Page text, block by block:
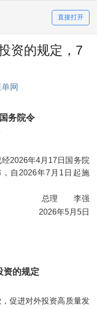
直接打开
资的规定，7
网
务院令
经2026年4月17日国务院
自2026年7月1日起施
总理 李强
2026年5月5日
资的规定
促进对外投资高质量发